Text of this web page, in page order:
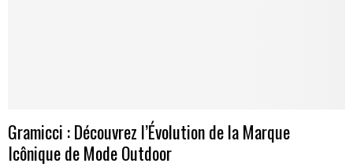
Gramicci : Découvrez l’Évolution de la Marque
Icônique de Mode Outdoor